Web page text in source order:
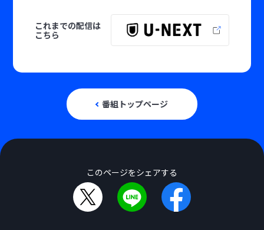
これまでの配信は
こちら
番組トップページ
このページをシェアする